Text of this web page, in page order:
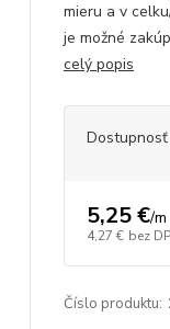
mieru a v
je možné
celý popis
Dostupnosť
5,25 €/m
4,27 € bez
Číslo produktu: